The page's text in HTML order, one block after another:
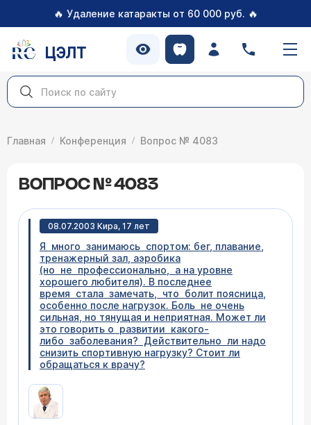
🔥 Удаление катаракты от 60 000 руб. 🔥
ЦЭЛТ
Главная Конференция Вопрос № 4083
ВОПРОС № 4083
08.07.2003 Кира, 17 лет
Я много занимаюсь спортом: бег, плавание,
тренажерный зал, аэробика
(но не профессионально, а на уровне
хорошего любителя). В последнее
время стала замечать, что болит поясница,
особенно после нагрузок. Боль не очень
сильная, но тянущая и неприятная. Может ли
это говорить о развитии какого-
либо заболевания? Действительно ли надо
снизить спортивную нагрузку? Стоит ли
обращаться к врачу?